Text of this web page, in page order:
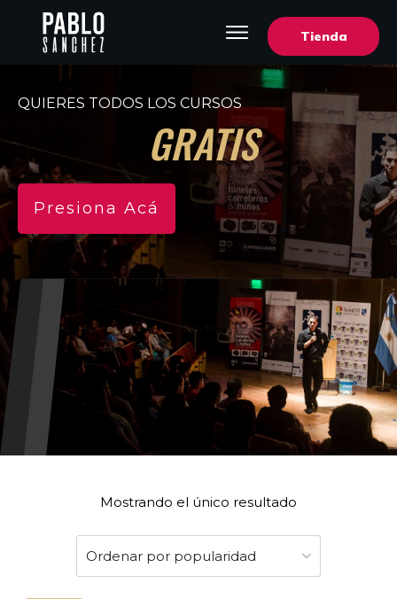
Tienda
QUIERES TODOS LOS CURSOS
GRATIS
Presiona Acá
Mostrando el único resultado